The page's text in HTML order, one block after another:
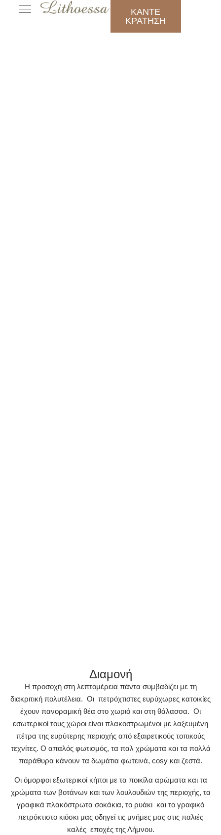
ΚΑΝΤΕ
ΚΡΑΤΗΣΗ
Διαμονή
Η προσοχή στη λεπτομέρεια πάντα συμβαδίζει με τη
διακριτική πολυτέλεια. Οι πετρόχτιστες ευρύχωρες κατοικίες
έχουν πανοραμική θέα στο χωριό και στη θάλασσα. Οι
εσωτερικοί τους χώροι είναι πλακοστρωμένοι με λαξευμένη
πέτρα της ευρύτερης περιοχής από εξαιρετικούς τοπικούς
τεχνίτες. Ο απαλός φωτισμός, τα παλ χρώματα και τα πολλά
παράθυρα κάνουν τα δωμάτια φωτεινά, cosy και ζεστά.
Οι όμορφοι εξωτερικοί κήποι με τα ποικίλα αρώματα και τα
χρώματα των βοτάνων και των λουλουδιών της περιοχής, τα
γραφικά πλακόστρωτα σοκάκια, το ρυάκι και το γραφικό
πετρόκτιστο κιόσκι μας οδηγεί τις μνήμες μας στις παλιές
καλές εποχές της Λήμνου.